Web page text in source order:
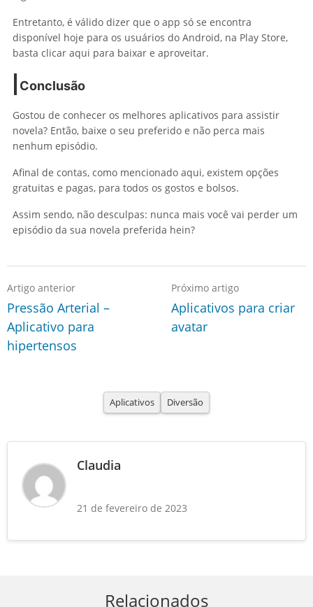
Entretanto, é válido dizer que o app só se encontra
disponível hoje para os usuários do Android, na Play Store,
basta clicar aqui para baixar e aproveitar.
Conclusão
Gostou de conhecer os melhores aplicativos para assistir
novela? Então, baixe o seu preferido e não perca mais
nenhum episódio.
Afinal de contas, como mencionado aqui, existem opções
gratuitas e pagas, para todos os gostos e bolsos.
Assim sendo, não desculpas: nunca mais você vai perder um
episódio da sua novela preferida hein?
Artigo anterior
Pressão Arterial –
Aplicativo para
hipertensos
Próximo artigo
Aplicativos para criar
avatar
Aplicativos Diversão
Claudia
21 de fevereiro de 2023
Relacionados